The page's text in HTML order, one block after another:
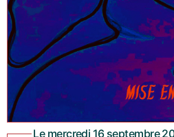
Le mercredi 16 septembre